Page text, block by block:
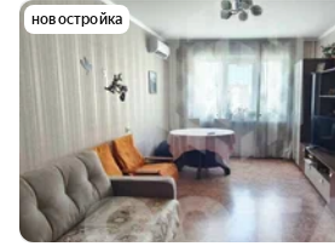
новостройка